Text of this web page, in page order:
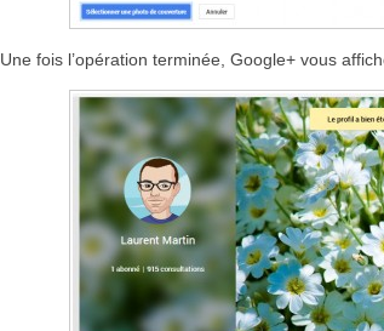
Une fois l’opération terminée, Google+ vous